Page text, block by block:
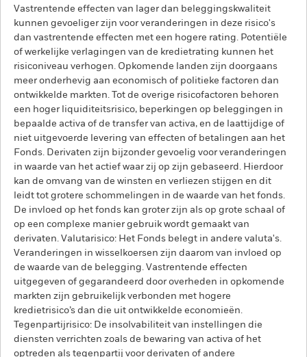
Vastrentende effecten van lager dan beleggingskwaliteit
kunnen gevoeliger zijn voor veranderingen in deze risico's
dan vastrentende effecten met een hogere rating. Potentiële
of werkelijke verlagingen van de kredietrating kunnen het
risiconiveau verhogen. Opkomende landen zijn doorgaans
meer onderhevig aan economisch of politieke factoren dan
ontwikkelde markten. Tot de overige risicofactoren behoren
een hoger liquiditeitsrisico, beperkingen op beleggingen in
bepaalde activa of de transfer van activa, en de laattijdige of
niet uitgevoerde levering van effecten of betalingen aan het
Fonds. Derivaten zijn bijzonder gevoelig voor veranderingen
in waarde van het actief waar zij op zijn gebaseerd. Hierdoor
kan de omvang van de winsten en verliezen stijgen en dit
leidt tot grotere schommelingen in de waarde van het fonds.
De invloed op het fonds kan groter zijn als op grote schaal of
op een complexe manier gebruik wordt gemaakt van
derivaten. Valutarisico: Het Fonds belegt in andere valuta's.
Veranderingen in wisselkoersen zijn daarom van invloed op
de waarde van de belegging. Vastrentende effecten
uitgegeven of gegarandeerd door overheden in opkomende
markten zijn gebruikelijk verbonden met hogere
kredietrisico’s dan die uit ontwikkelde economieën.
Tegenpartijrisico: De insolvabiliteit van instellingen die
diensten verrichten zoals de bewaring van activa of het
optreden als tegenpartij voor derivaten of andere